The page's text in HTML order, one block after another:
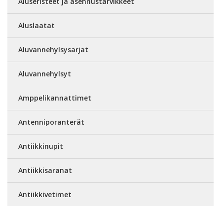
Aluslaatat
Aluvannehylsysarjat
Aluvannehylsyt
Amppelikannattimet
Antenniporanterät
Antiikkinupit
Antiikkisaranat
Antiikkivetimet